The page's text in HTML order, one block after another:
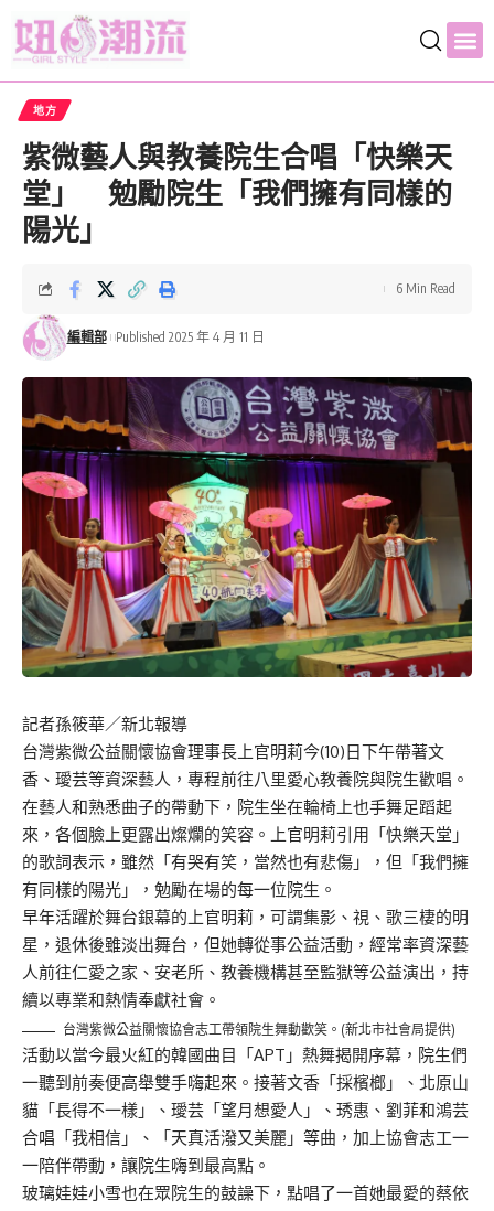
地方
紫微藝人與教養院生合唱「快樂天
堂」 勉勵院生「我們擁有同樣的
陽光」
編輯部 Published 2025 年 4 月 11 日
6 Min Read
記者孫筱華／新北報導
台灣紫微公益關懷協會理事長上官明莉今(10)日下午帶著文
香、璦芸等資深藝人，專程前往八里愛心教養院與院生歡唱。
在藝人和熟悉曲子的帶動下，院生坐在輪椅上也手舞足蹈起
來，各個臉上更露出燦爛的笑容。上官明莉引用「快樂天堂」
的歌詞表示，雖然「有哭有笑，當然也有悲傷」，但「我們擁
有同樣的陽光」，勉勵在場的每一位院生。
早年活躍於舞台銀幕的上官明莉，可謂集影、視、歌三棲的明
星，退休後雖淡出舞台，但她轉從事公益活動，經常率資深藝
人前往仁愛之家、安老所、教養機構甚至監獄等公益演出，持
續以專業和熱情奉獻社會。
台灣紫微公益關懷協會志工帶領院生舞動歡笑。(新北市社會局提供)
活動以當今最火紅的韓國曲目「APT」熱舞揭開序幕，院生們
一聽到前奏便高舉雙手嗨起來。接著文香「採檳榔」、北原山
貓「長得不一樣」、璦芸「望月想愛人」、琇惠、劉菲和鴻芸
合唱「我相信」、「天真活潑又美麗」等曲，加上協會志工一
一陪伴帶動，讓院生嗨到最高點。
玻璃娃娃小雪也在眾院生的鼓譟下，點唱了一首她最愛的蔡依